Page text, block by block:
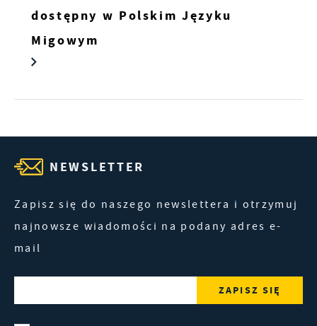
dostępny w Polskim Języku
Migowym
NEWSLETTER
Zapisz się do naszego newslettera i otrzymuj
najnowsze wiadomości na podany adres e-
mail